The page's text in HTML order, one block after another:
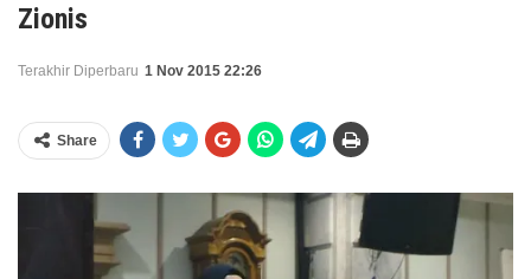
Zionis
Terakhir Diperbaru 1 Nov 2015 22:26
Share